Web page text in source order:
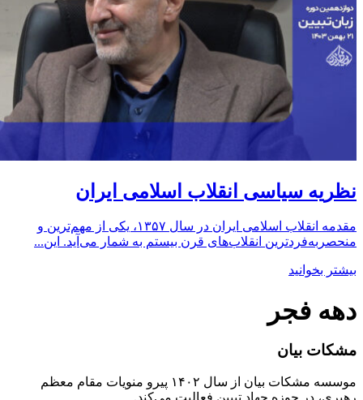
نظریه سیاسی انقلاب اسلامی ایران
مقدمه انقلاب اسلامی ایران در سال ۱۳۵۷، یکی از مهم‌ترین و
منحصربه‌فردترین انقلاب‌های قرن بیستم به شمار می‌آید. این...
بیشتر بخوانید
دهه فجر
مشکات بیان
موسسه مشکات بیان از سال ۱۴۰۲ پیرو منویات مقام معظم